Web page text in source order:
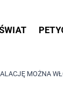
MOŻNA